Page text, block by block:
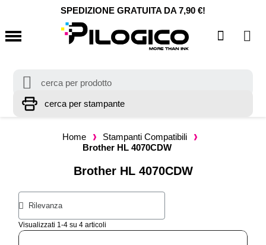
SPEDIZIONE GRATUITA DA 7,90 €!
Home
Stampanti Compatibili
Brother HL 4070CDW
Brother HL 4070CDW
Visualizzati 1-4 su 4 articoli